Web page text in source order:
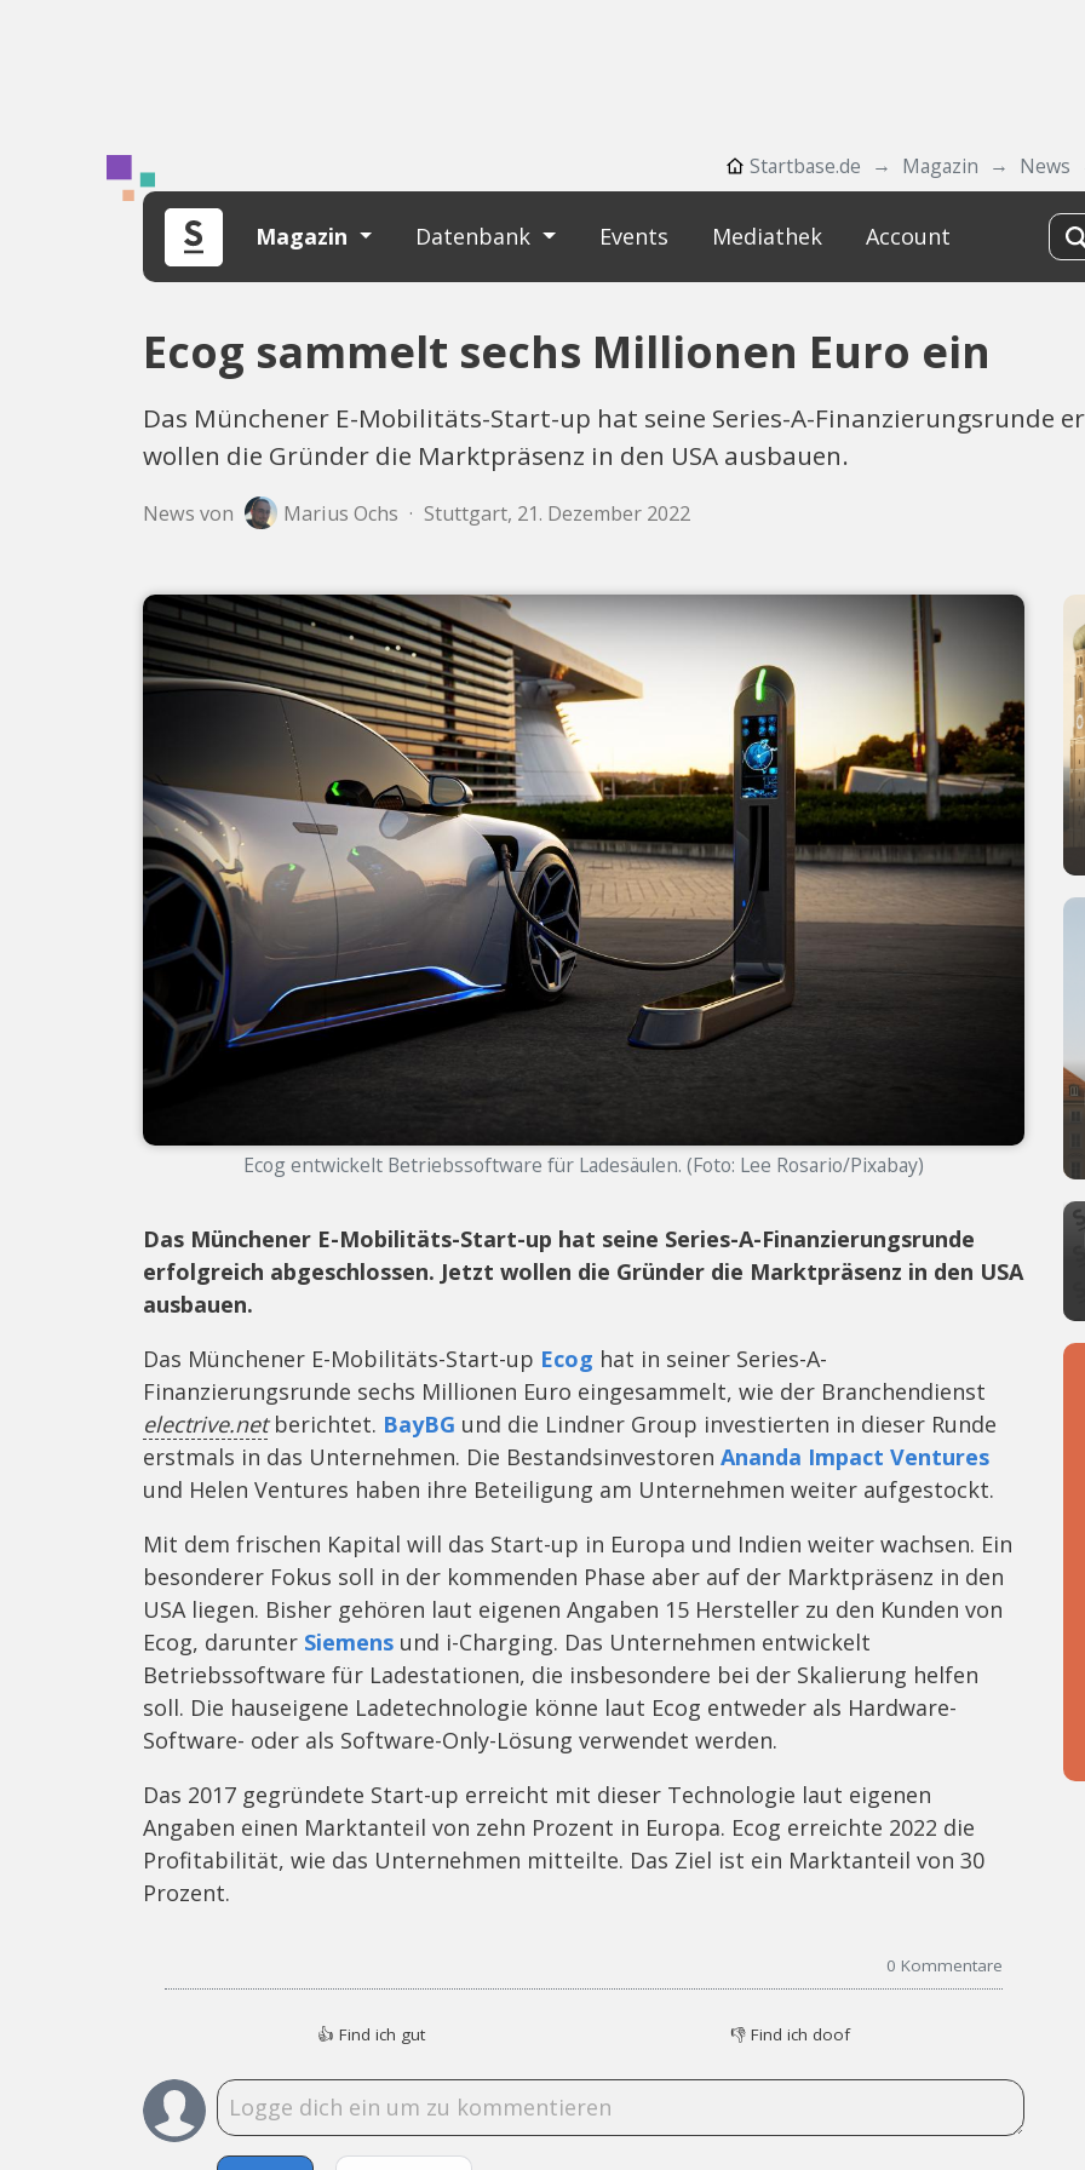
Startbase.de Magazin News
Magazin Datenbank Events Mediathek Account
Ecog sammelt sechs Millionen Euro ein
Das Münchener E-Mobilitäts-Start-up hat seine Series-A-Finanzierungsrunde
wollen die Gründer die Marktpräsenz in den USA ausbauen.
News von Marius Ochs · Stuttgart, 21. Dezember 2022
Ecog entwickelt Betriebssoftware für Ladesäulen. (Foto: Lee Rosario/Pixabay)
Das Münchener E-Mobilitäts-Start-up hat seine Series-A-Finanzierungsrunde
erfolgreich abgeschlossen. Jetzt wollen die Gründer die Marktpräsenz in den USA
ausbauen.
Das Münchener E-Mobilitäts-Start-up Ecog hat in seiner Series-A-
Finanzierungsrunde sechs Millionen Euro eingesammelt, wie der Branchendienst
electrive.netberichtet. BayBG und die Lindner Group investierten in dieser Runde
erstmals in das Unternehmen. Die Bestandsinvestoren Ananda Impact Ventures
und Helen Ventures haben ihre Beteiligung am Unternehmen weiter aufgestockt.
Mit dem frischen Kapital will das Start-up in Europa und Indien weiter wachsen. Ein
besonderer Fokus soll in der kommenden Phase aber auf der Marktpräsenz in den
USA liegen. Bisher gehören laut eigenen Angaben 15 Hersteller zu den Kunden von
Ecog, darunter Siemens und i-Charging. Das Unternehmen entwickelt
Betriebssoftware für Ladestationen, die insbesondere bei der Skalierung helfen
soll. Die hauseigene Ladetechnologie könne laut Ecog entweder als Hardware-
Software- oder als Software-Only-Lösung verwendet werden.
Das 2017 gegründete Start-up erreicht mit dieser Technologie laut eigenen
Angaben einen Marktanteil von zehn Prozent in Europa. Ecog erreichte 2022 die
Profitabilität, wie das Unternehmen mitteilte. Das Ziel ist ein Marktanteil von 30
Prozent.
0 Kommentare
👍 Find ich gut 👎 Find ich doof